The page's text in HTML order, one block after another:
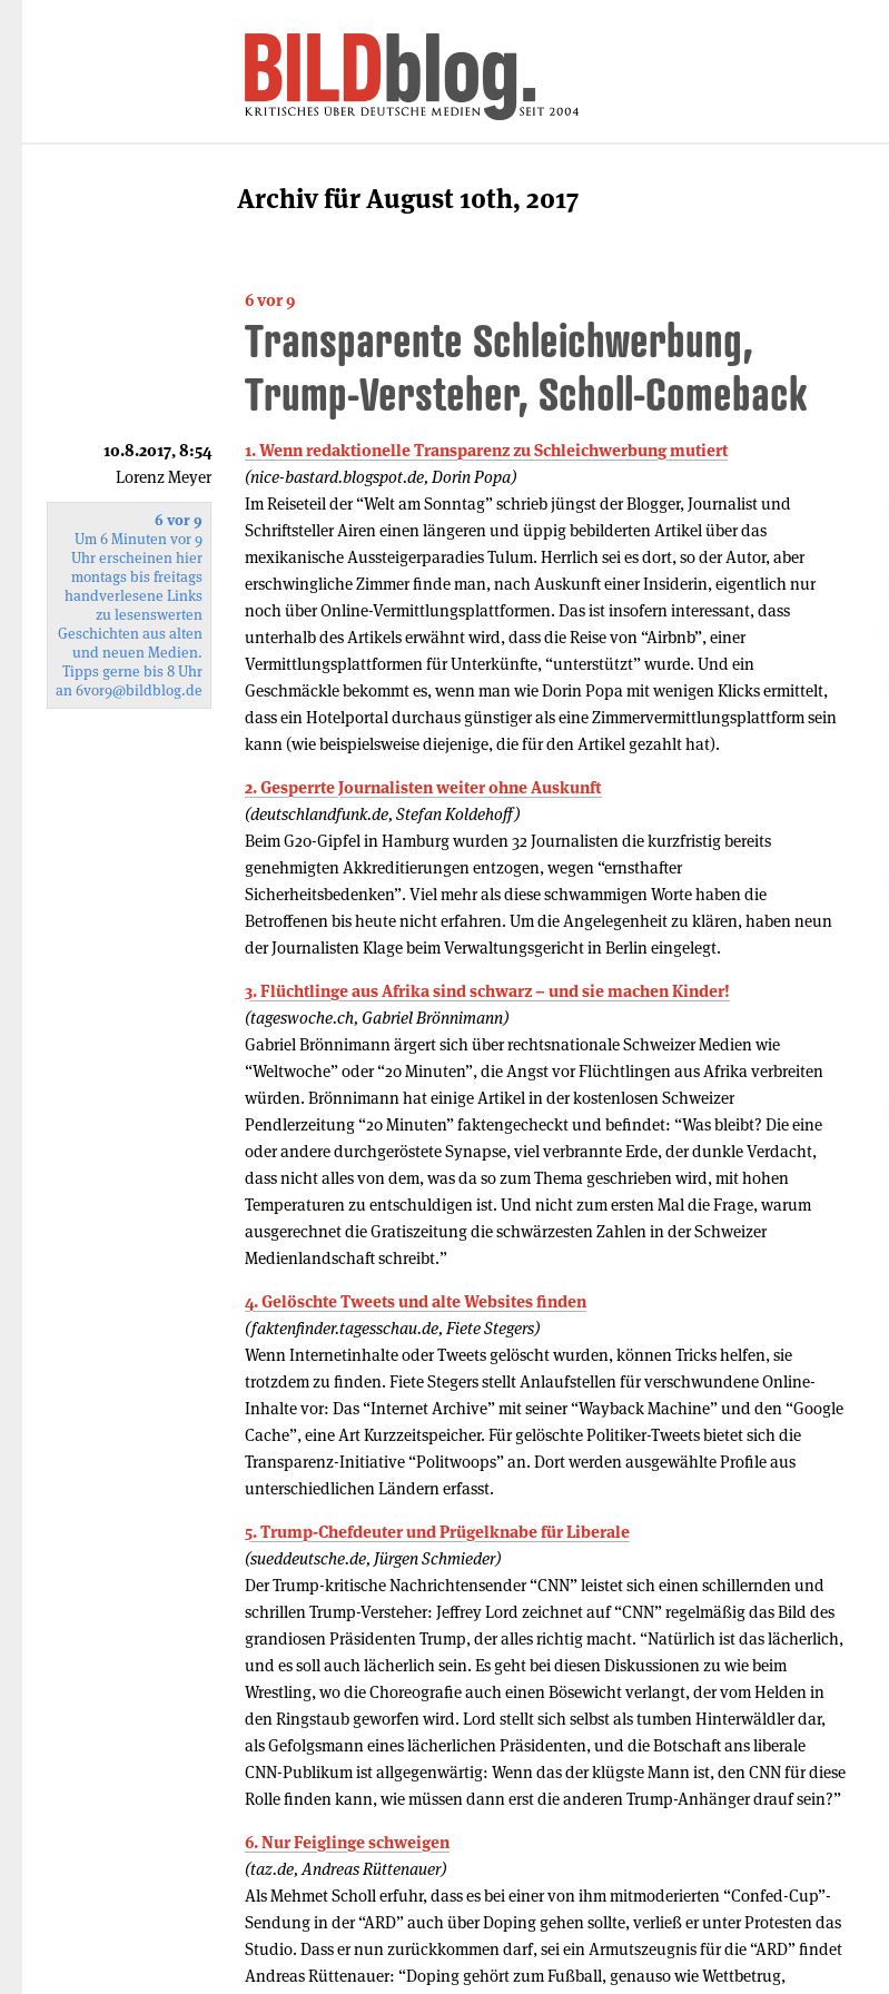
Archiv für August 10th, 2017
6 vor 9
Transparente Schleichwerbung,
Trump-Versteher, Scholl-Comeback
1. Wenn redaktionelle Transparenz zu Schleichwerbung mutiert
(nice-bastard.blogspot.de, Dorin Popa)
Im Reiseteil der “Welt am Sonntag” schrieb jüngst der Blogger, Journalist und
Schriftsteller Airen einen längeren und üppig bebilderten Artikel über das
mexikanische Aussteigerparadies Tulum. Herrlich sei es dort, so der Autor, aber
erschwingliche Zimmer finde man, nach Auskunft einer Insiderin, eigentlich nur
noch über Online-Vermittlungsplattformen. Das ist insofern interessant, dass
unterhalb des Artikels erwähnt wird, dass die Reise von “Airbnb”, einer
Vermittlungsplattformen für Unterkünfte, “unterstützt” wurde. Und ein
Geschmäckle bekommt es, wenn man wie Dorin Popa mit wenigen Klicks ermittelt,
dass ein Hotelportal durchaus günstiger als eine Zimmervermittlungsplattform sein
kann (wie beispielsweise diejenige, die für den Artikel gezahlt hat).
2. Gesperrte Journalisten weiter ohne Auskunft
(deutschlandfunk.de, Stefan Koldehoff)
Beim G20-Gipfel in Hamburg wurden 32 Journalisten die kurzfristig bereits
genehmigten Akkreditierungen entzogen, wegen “ernsthafter
Sicherheitsbedenken”. Viel mehr als diese schwammigen Worte haben die
Betroffenen bis heute nicht erfahren. Um die Angelegenheit zu klären, haben neun
der Journalisten Klage beim Verwaltungsgericht in Berlin eingelegt.
3. Flüchtlinge aus Afrika sind schwarz – und sie machen Kinder!
(tageswoche.ch, Gabriel Brönnimann)
Gabriel Brönnimann ärgert sich über rechtsnationale Schweizer Medien wie
“Weltwoche” oder “20 Minuten”, die Angst vor Flüchtlingen aus Afrika verbreiten
würden. Brönnimann hat einige Artikel in der kostenlosen Schweizer
Pendlerzeitung “20 Minuten” faktengecheckt und befindet: “Was bleibt? Die eine
oder andere durchgeröstete Synapse, viel verbrannte Erde, der dunkle Verdacht,
dass nicht alles von dem, was da so zum Thema geschrieben wird, mit hohen
Temperaturen zu entschuldigen ist. Und nicht zum ersten Mal die Frage, warum
ausgerechnet die Gratiszeitung die schwärzesten Zahlen in der Schweizer
Medienlandschaft schreibt.”
4. Gelöschte Tweets und alte Websites finden
(faktenfinder.tagesschau.de, Fiete Stegers)
Wenn Internetinhalte oder Tweets gelöscht wurden, können Tricks helfen, sie
trotzdem zu finden. Fiete Stegers stellt Anlaufstellen für verschwundene Online-
Inhalte vor: Das “Internet Archive” mit seiner “Wayback Machine” und den “Google
Cache”, eine Art Kurzzeitspeicher. Für gelöschte Politiker-Tweets bietet sich die
Transparenz-Initiative “Politwoops” an. Dort werden ausgewählte Profile aus
unterschiedlichen Ländern erfasst.
5. Trump-Chefdeuter und Prügelknabe für Liberale
(sueddeutsche.de, Jürgen Schmieder)
Der Trump-kritische Nachrichtensender “CNN” leistet sich einen schillernden und
schrillen Trump-Versteher: Jeffrey Lord zeichnet auf “CNN” regelmäßig das Bild des
grandiosen Präsidenten Trump, der alles richtig macht. “Natürlich ist das lächerlich,
und es soll auch lächerlich sein. Es geht bei diesen Diskussionen zu wie beim
Wrestling, wo die Choreografie auch einen Bösewicht verlangt, der vom Helden in
den Ringstaub geworfen wird. Lord stellt sich selbst als tumben Hinterwäldler dar,
als Gefolgsmann eines lächerlichen Präsidenten, und die Botschaft ans liberale
CNN-Publikum ist allgegenwärtig: Wenn das der klügste Mann ist, den CNN für diese
Rolle finden kann, wie müssen dann erst die anderen Trump-Anhänger drauf sein?”
6. Nur Feiglinge schweigen
(taz.de, Andreas Rüttenauer)
Als Mehmet Scholl erfuhr, dass es bei einer von ihm mitmoderierten “Confed-Cup”-
Sendung in der “ARD” auch über Doping gehen sollte, verließ er unter Protesten das
Studio. Dass er nun zurückkommen darf, sei ein Armutszeugnis für die “ARD” findet
Andreas Rüttenauer: “Doping gehört zum Fußball, genauso wie Wettbetrug,
10.8.2017, 8:54
Lorenz Meyer
6 vor 9
Um 6 Minuten vor 9
Uhr erscheinen hier
montags bis freitags
handverlesene Links
zu lesenswerten
Geschichten aus alten
und neuen Medien.
Tipps gerne bis 8 Uhr
an6vor9@bildblog.de